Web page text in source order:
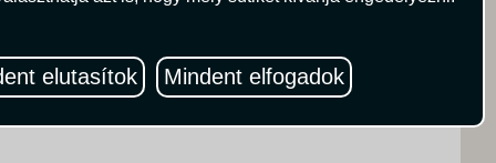
elutasítok Mindent elfogadok